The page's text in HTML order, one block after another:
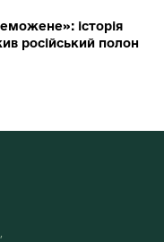
історія
російський полон